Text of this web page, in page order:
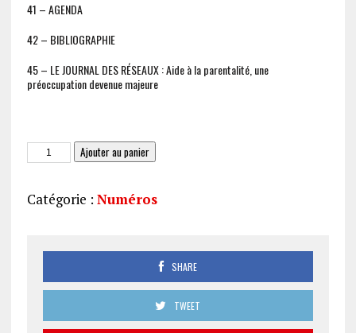
41 – AGENDA
42 – BIBLIOGRAPHIE
45 – LE JOURNAL DES RÉSEAUX : Aide à la parentalité, une
préoccupation devenue majeure
quantité
de
JAS
Ajouter au panier
Catégorie : Numéros
SHARE
TWEET